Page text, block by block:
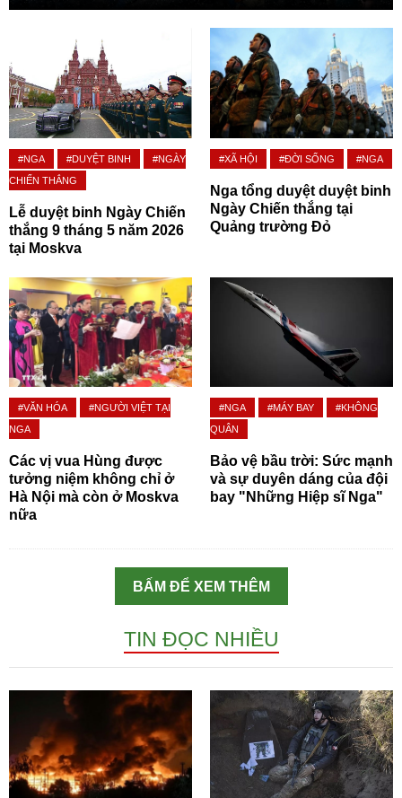
#NGA #DUYỆT BINH
#NGÀY
CHIẾN THẮNG
Lễ duyệt binh Ngày Chiến
thắng 9 tháng 5 năm 2026
tại Moskva
#XÃ HỘI #ĐỜI SỐNG #NGA
Nga tổng duyệt duyệt binh
Ngày Chiến thắng tại
Quảng trường Đỏ
#VĂN HÓA
#NGƯỜI VIỆT TẠI
NGA
Các vị vua Hùng được
tưởng niệm không chỉ ở
Hà Nội mà còn ở Moskva
nữa
#NGA #MÁY BAY
#KHÔNG
QUÂN
Bảo vệ bầu trời: Sức mạnh
và sự duyên dáng của đội
bay "Những Hiệp sĩ Nga"
BẤM ĐỂ XEM THÊM
TIN ĐỌC NHIỀU